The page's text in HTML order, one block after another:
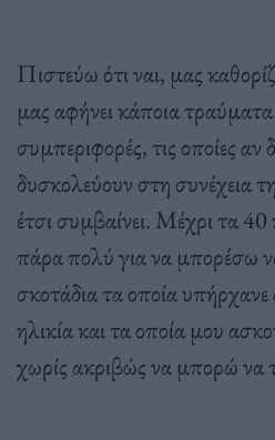
Πιστεύω ότι ναι, µας
µας αφήνει κάποια τραύµατα
συµπεριφορές, τις οποίες
δυσκολεύουν στη συνέχεια
έτσι συµβαίνει. Μέχρι τα 40
πάρα πολύ για να µπορέσω
σκοτάδια τα οποία
ηλικία και τα οποία µου
χωρίς ακριβώς να µπορώ να